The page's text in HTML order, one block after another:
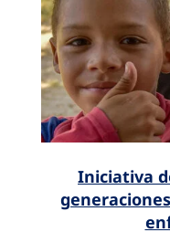
Iniciativa